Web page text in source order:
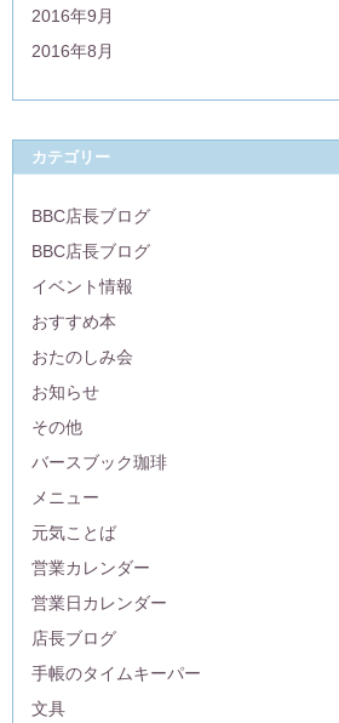
2016年9月
2016年8月
カテゴリー
BBC店長ブログ
BBC店長ブログ
イベント情報
おすすめ本
おたのしみ会
お知らせ
その他
バースブック珈琲
メニュー
元気ことば
営業カレンダー
営業日カレンダー
店長ブログ
手帳のタイムキーパー
文具